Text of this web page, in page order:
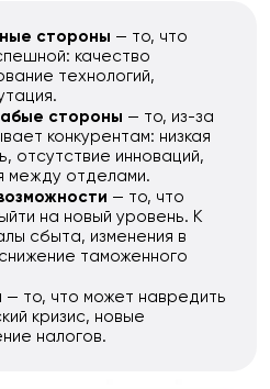
стороны — то, что
качество
технологий,
стороны — то, из-за
конкурентам: низкая
отсутствие инноваций,
между отделами.
— то, что
на новый уровень. К
сбыта, изменения в
таможенного
— то, что может навредить
кризис, новые
налогов.